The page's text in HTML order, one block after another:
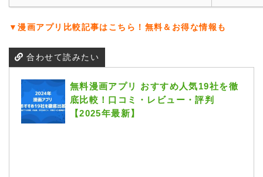
▼漫画アプリ比較記事はこちら！無料＆お得な情報も
合わせて読みたい
無料漫画アプリ おすすめ人気19社を徹
底比較！口コミ・レビュー・評判
【2025年最新】